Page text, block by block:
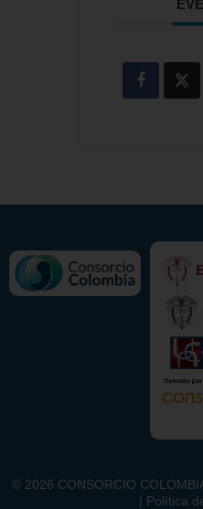
© 2026 CONSORCIO
| Política